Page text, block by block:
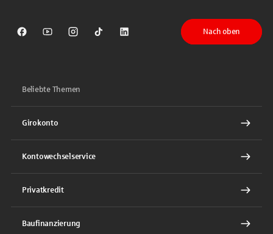
Sparkasse auf Facebook
Sparkasse auf Youtube
Sparkasse auf Instagram
Sparkasse auf TikTok
Sparkasse auf LinkedIn
Nach oben
Beliebte Themen
Girokonto
Kontowechselservice
Privatkredit
Baufinanzierung